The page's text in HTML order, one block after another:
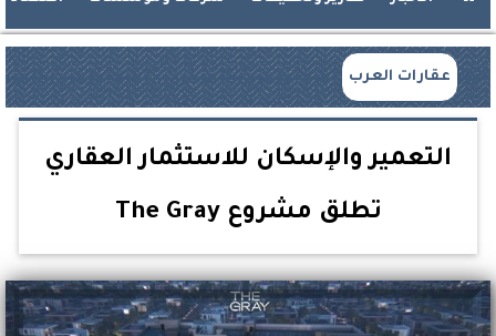
عقارات العرب
التعمير والإسكان للاستثمار العقاري
تطلق مشروع The Gray